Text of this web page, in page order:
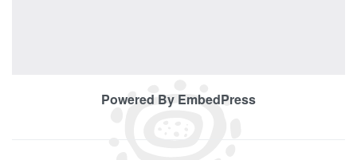
Powered By EmbedPress